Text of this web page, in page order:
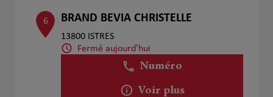
6 BRAND BEVIA CHRISTELLE
13800 ISTRES
Fermé aujourd'hui
Numéro
Voir plus